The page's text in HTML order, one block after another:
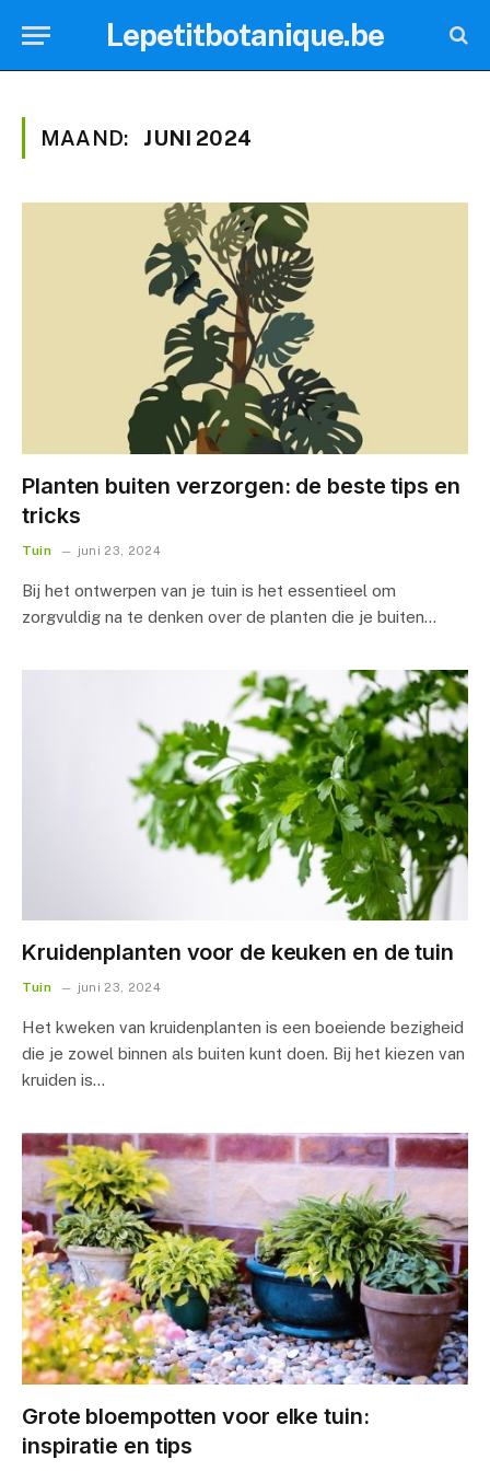
Lepetitbotanique.be
MAAND: JUNI 2024
Planten buiten verzorgen: de beste tips en
tricks
Tuin juni 23, 2024
Bij het ontwerpen van je tuin is het essentieel om
zorgvuldig na te denken over de planten die je buiten…
Kruidenplanten voor de keuken en de tuin
Tuin juni 23, 2024
Het kweken van kruidenplanten is een boeiende bezigheid
die je zowel binnen als buiten kunt doen. Bij het kiezen van
kruiden is…
Grote bloempotten voor elke tuin:
inspiratie en tips